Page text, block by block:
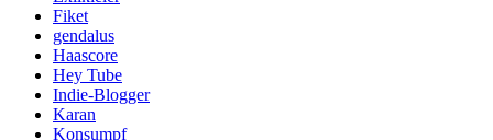
Fiket
gendalus
Haascore
Hey Tube
Indie-Blogger
Karan
Konsumpf